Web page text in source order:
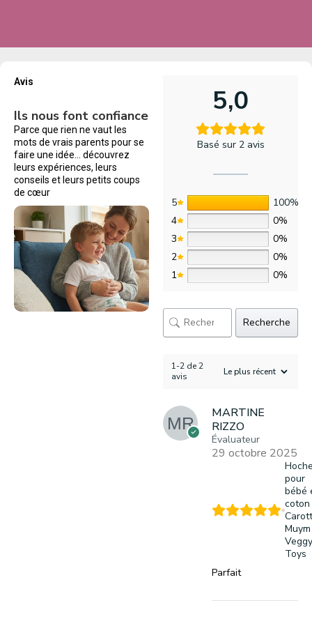
Avis
Ils nous font confiance
Parce que rien ne vaut les
mots de vrais parents pour se
faire une idée… découvrez
leurs expériences, leurs
conseils et leurs petits coups
de cœur
5,0
Basé sur 2 avis
5
100%
4
0%
3
0%
2
0%
1
0%
Recherche
1-2 de 2
avis
MARTINE
RIZZO
Évaluateur
29 octobre 2025
pour
bébé
Muym
Veggy
Toys
Parfait